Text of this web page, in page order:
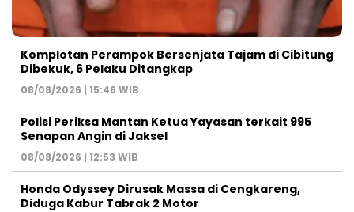
Komplotan Perampok Bersenjata Tajam di Cibitung
Dibekuk, 6 Pelaku Ditangkap
08/08/2026 | 15:46 WIB
Polisi Periksa Mantan Ketua Yayasan terkait 995
Senapan Angin di Jaksel
08/08/2026 | 12:53 WIB
Honda Odyssey Dirusak Massa di Cengkareng,
Diduga Kabur Tabrak 2 Motor